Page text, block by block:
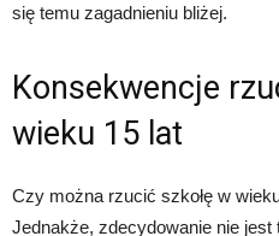
się temu zagadnieniu bliżej.
Konsekwencje
wieku 15 lat
Czy można rzucić szkołę w
Jednakże, zdecydowanie nie